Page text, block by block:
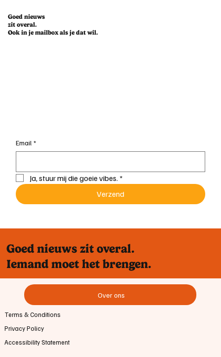
Goed nieuws
zit overal.
Ook in je mailbox als je dat wil.
Email *
Ja, stuur mij die goeie vibes. *
Verzend
Goed nieuws zit overal.
Iemand moet het brengen.
Over ons
Privacy Policy
Accessibility Statement
Terms & Conditions